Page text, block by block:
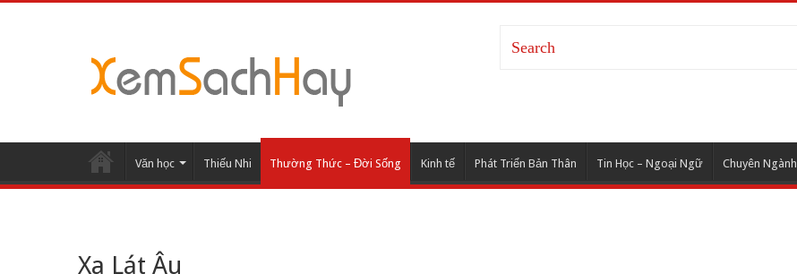
Văn học Thiếu Nhi Thường Thức – Đời Sống Kinh tế Phát Triển Bản Thân Tin Học – Ngoại Ngữ Chuyên Ngành
Xa Lát Âu